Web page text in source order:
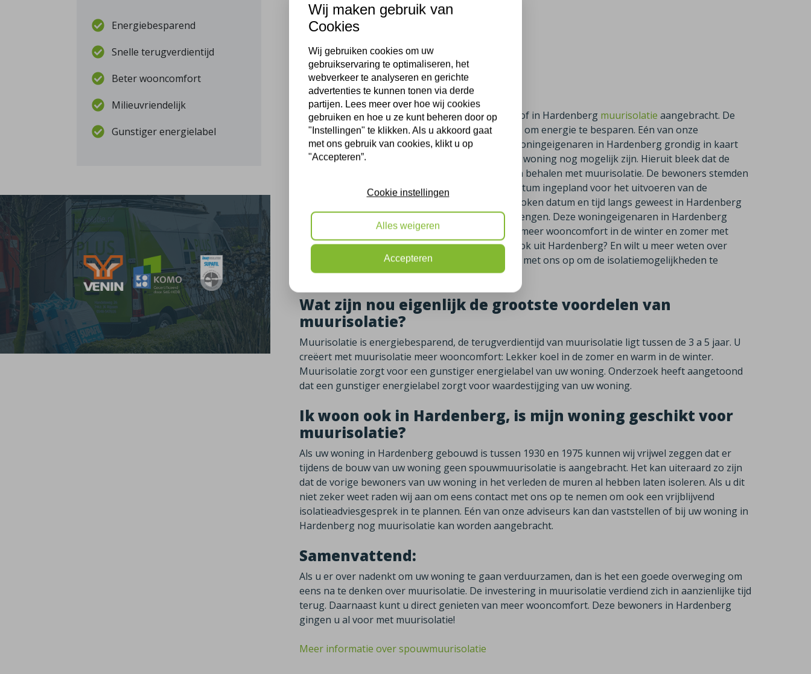
Energiebesparend
Snelle terugverdientijd
Beter wooncomfort
Milieuvriendelijk
Gunstiger energielabel
Hardenberg, 26-01-2021
Muurisolatie Hardenberg
Plus Isolatie heeft bij de bewoners aan de Eiberhof in Hardenberg muurisolatie aangebracht. De
bewoners waren op zoek naar een goede manier om energie te besparen. Eén van onze
isolatieadviseurs heeft enige tijd terug bij deze woningeigenaren in Hardenberg grondig in kaart
gebracht welke isolatiemaatregelen er voor deze woning nog mogelijk zijn. Hieruit bleek dat de
bewoners met name nog veel rendement kunnen behalen met muurisolatie. De bewoners stemden
in met deze isolatiemaatregelen en er werd en datum ingepland voor het uitvoeren van de
muurisolatie. Onze isolatieploeg is op de afgesproken datum en tijd langs geweest in Hardenberg
om de muurisolatie op de juiste manier aan te brengen. Deze woningeigenaren in Hardenberg
kunnen nu dankzij de muurisolatie genieten van meer wooncomfort in de winter en zomer met
daarnaast een lagere energierekening. Komt u ook uit Hardenberg? En wilt u meer weten over
muurisolatie? Neem dan eens vrijblijvend contact met ons op om de isolatiemogelijkheden te
bespreken!
Wat zijn nou eigenlijk de grootste voordelen van
muurisolatie?
Muurisolatie is energiebesparend, de terugverdientijd van muurisolatie ligt tussen de 3 a 5 jaar. U
creëert met muurisolatie meer wooncomfort: Lekker koel in de zomer en warm in de winter.
Muurisolatie zorgt voor een gunstiger energielabel van uw woning. Onderzoek heeft aangetoond
dat een gunstiger energielabel zorgt voor waardestijging van uw woning.
Ik woon ook in Hardenberg, is mijn woning geschikt voor
muurisolatie?
Als uw woning in Hardenberg gebouwd is tussen 1930 en 1975 kunnen wij vrijwel zeggen dat er
tijdens de bouw van uw woning geen spouwmuurisolatie is aangebracht. Het kan uiteraard zo zijn
dat de vorige bewoners van uw woning in het verleden de muren al hebben laten isoleren. Als u dit
niet zeker weet raden wij aan om eens contact met ons op te nemen om ook een vrijblijvend
isolatieadviesgesprek in te plannen. Eén van onze adviseurs kan dan vaststellen of bij uw woning in
Hardenberg nog muurisolatie kan worden aangebracht.
Samenvattend:
Als u er over nadenkt om uw woning te gaan verduurzamen, dan is het een goede overweging om
eens na te denken over muurisolatie. De investering in muurisolatie verdiend zich in aanzienlijke tijd
terug. Daarnaast kunt u direct genieten van meer wooncomfort. Deze bewoners in Hardenberg
gingen u al voor met muurisolatie!
Meer informatie over spouwmuurisolatie
Wij maken gebruik van
Cookies
Wij gebruiken cookies om uw
gebruikservaring te optimaliseren, het
webverkeer te analyseren en gerichte
advertenties te kunnen tonen via derde
partijen. Lees meer over hoe wij cookies
gebruiken en hoe u ze kunt beheren door op
"Instellingen" te klikken. Als u akkoord gaat
met ons gebruik van cookies, klikt u op
"Accepteren”.
Cookie instellingen
Alles weigeren
Accepteren